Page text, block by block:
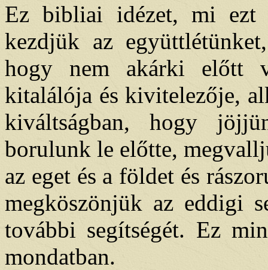
Ez bibliai idézet, mi ezt
kezdjük az
hogy nem akárki előtt
kitalálója és kivitelezője,
kiváltságban, hogy
borulunk le előtte,
az eget és a földet és
megköszönjük az eddigi
további segítségét. Ez
mondatban.